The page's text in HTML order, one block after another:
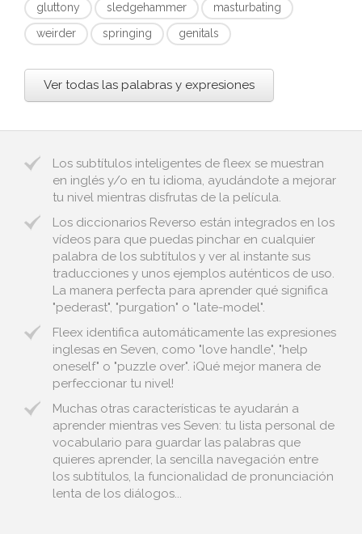
gluttony
sledgehammer
masturbating
weirder
springing genitals
Ver todas las palabras y expresiones
Los subtítulos inteligentes de fleex se muestran
en inglés y/o en tu idioma, ayudándote a mejorar
tu nivel mientras disfrutas de la película.
Los diccionarios Reverso están integrados en los
vídeos para que puedas pinchar en cualquier
palabra de los subtítulos y ver al instante sus
traducciones y unos ejemplos auténticos de uso.
La manera perfecta para aprender qué significa
"pederast", "purgation" o "late-model".
Fleex identifica automáticamente las expresiones
inglesas en Seven, como "love handle", "help
oneself" o "puzzle over". ¡Qué mejor manera de
perfeccionar tu nivel!
Muchas otras características te ayudarán a
aprender mientras ves Seven: tu lista personal de
vocabulario para guardar las palabras que
quieres aprender, la sencilla navegación entre
los subtítulos, la funcionalidad de pronunciación
lenta de los diálogos...